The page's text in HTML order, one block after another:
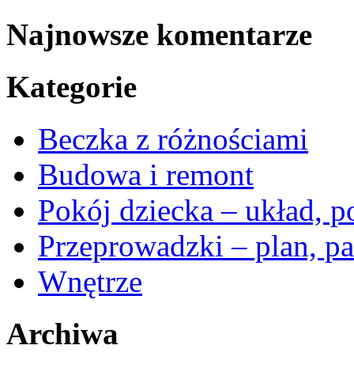
Najnowsze komentarze
Kategorie
Beczka z różnościami
Budowa i remont
Pokój dziecka – układ,
Przeprowadzki – plan,
Wnętrze
Archiwa